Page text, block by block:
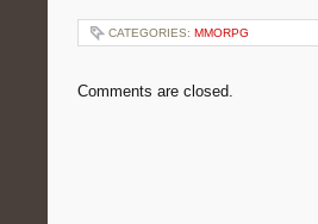
CATEGORIES: MMORPG
Comments are closed.